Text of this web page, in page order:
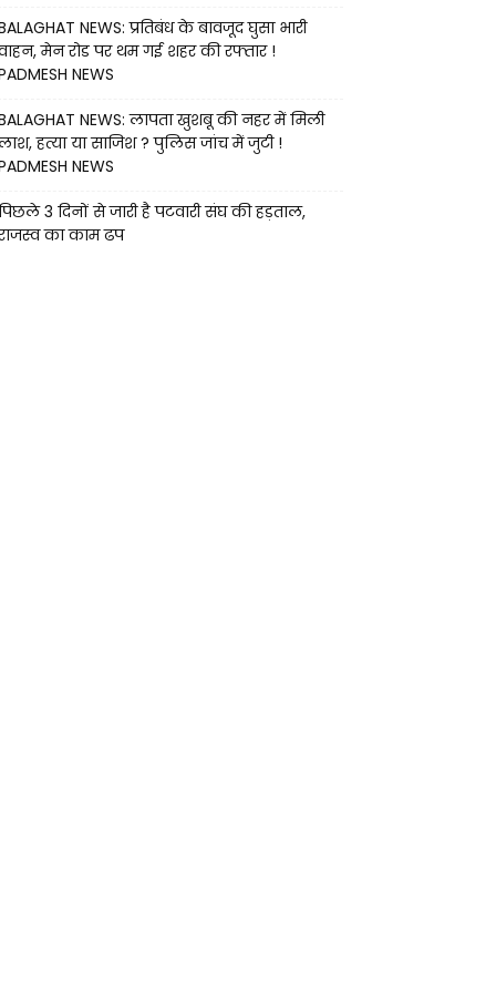
NEWS: प्रतिबंध के बावजूद घुसा भारी
मेन रोड पर थम गई शहर की रफ्तार !
NEWS
NEWS: लापता खुशबू की नहर में मिली
हत्या या साजिश ? पुलिस जांच में जुटी !
NEWS
3 दिनों से जारी है पटवारी संघ की हड़ताल,
का काम ढप